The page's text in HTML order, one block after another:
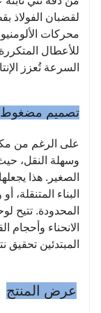
محركات
للأعطال
السرعة تُعزز
تصميم مضغوط
على الرغم من
وسهلة النقل،
الصغير. هذا
البناء
المحدودة. تتيح
الانحناء
المبتدئين تحقيق
عرض المنتج